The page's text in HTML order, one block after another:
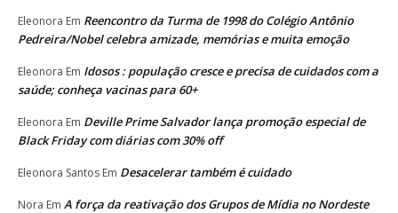
Eleonora Em Reencontro da Turma de 1998 do Colégio Antônio
Pedreira/Nobel celebra amizade, memórias e muita emoção
Eleonora Em Idosos : população cresce e precisa de cuidados com a
saúde; conheça vacinas para 60+
Eleonora Em Deville Prime Salvador lança promoção especial de
Black Friday com diárias com 30% off
Eleonora Santos Em Desacelerar também é cuidado
Nora Em A força da reativação dos Grupos de Mídia no Nordeste